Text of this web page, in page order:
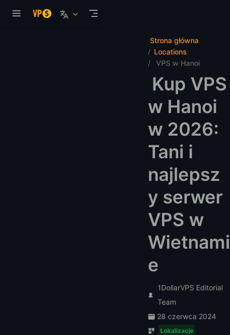
Strona główna
Locations
VPS w Hanoi
Kup VPS
w Hanoi
w 2026:
Tani i
najlepsz
y serwer
VPS w
Wietnami
e
1DollarVPS Editorial
Team
28 czerwca 2024
Lokalizacje